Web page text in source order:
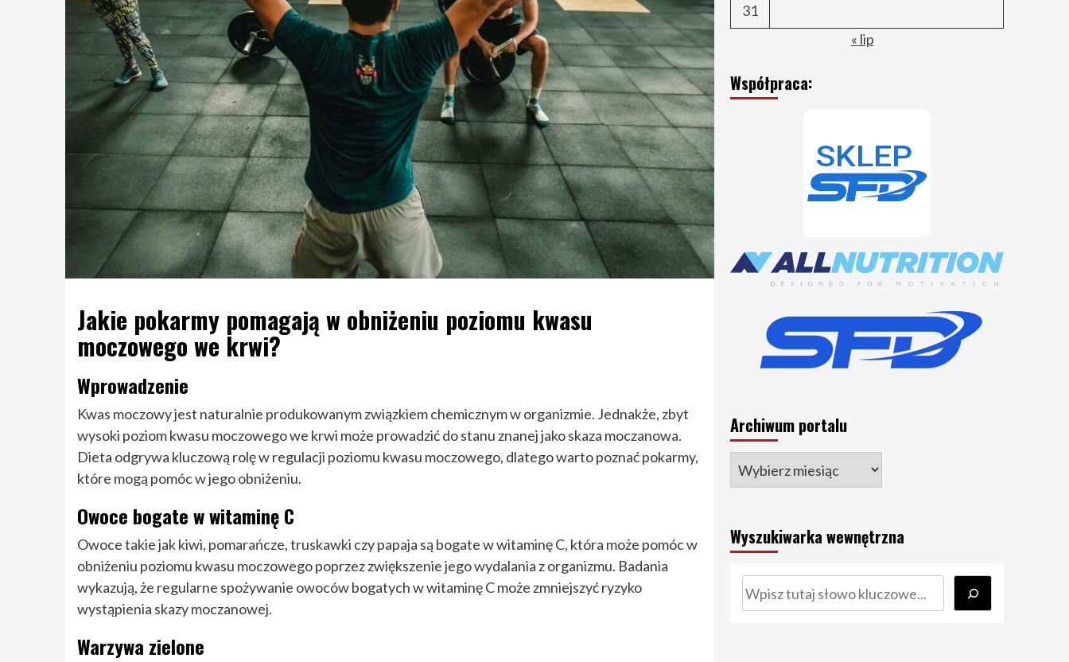
Jakie pokarmy pomagają w obniżeniu poziomu kwasu
moczowego we krwi?
Wprowadzenie
Kwas moczowy jest naturalnie produkowanym związkiem chemicznym w organizmie. Jednakże, zbyt
wysoki poziom kwasu moczowego we krwi może prowadzić do stanu znanej jako skaza moczanowa.
Dieta odgrywa kluczową rolę w regulacji poziomu kwasu moczowego, dlatego warto poznać pokarmy,
które mogą pomóc w jego obniżeniu.
Owoce bogate w witaminę C
Owoce takie jak kiwi, pomarańcze, truskawki czy papaja są bogate w witaminę C, która może pomóc w
obniżeniu poziomu kwasu moczowego poprzez zwiększenie jego wydalania z organizmu. Badania
wykazują, że regularne spożywanie owoców bogatych w witaminę C może zmniejszyć ryzyko
wystąpienia skazy moczanowej.
Warzywa zielone
31
« lip
Współpraca:
Archiwum portalu
Wyszukiwarka wewnętrzna
Szukaj